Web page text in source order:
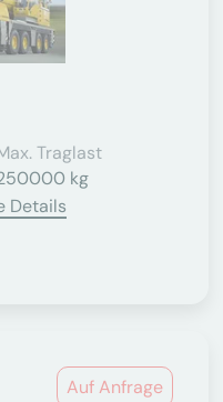
Traglast
kg
Details
Auf Anfrage